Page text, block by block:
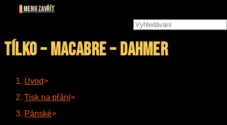
0MenuZavřít
Hledat
na
stránce
Tílko – MACABRE – Dahmer
Úvod>
Tisk na přání>
Pánské>